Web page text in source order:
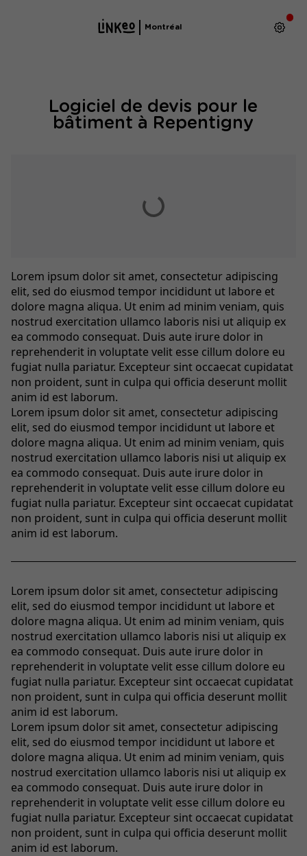
Montréal
Logiciel de devis pour le
bâtiment à Repentigny
Lorem ipsum dolor sit amet, consectetur adipiscing
elit, sed do eiusmod tempor incididunt ut labore et
dolore magna aliqua. Ut enim ad minim veniam, quis
nostrud exercitation ullamco laboris nisi ut aliquip ex
ea commodo consequat. Duis aute irure dolor in
reprehenderit in voluptate velit esse cillum dolore eu
fugiat nulla pariatur. Excepteur sint occaecat cupidatat
non proident, sunt in culpa qui officia deserunt mollit
anim id est laborum.
Lorem ipsum dolor sit amet, consectetur adipiscing
elit, sed do eiusmod tempor incididunt ut labore et
dolore magna aliqua. Ut enim ad minim veniam, quis
nostrud exercitation ullamco laboris nisi ut aliquip ex
ea commodo consequat. Duis aute irure dolor in
reprehenderit in voluptate velit esse cillum dolore eu
fugiat nulla pariatur. Excepteur sint occaecat cupidatat
non proident, sunt in culpa qui officia deserunt mollit
anim id est laborum.
Lorem ipsum dolor sit amet, consectetur adipiscing
elit, sed do eiusmod tempor incididunt ut labore et
dolore magna aliqua. Ut enim ad minim veniam, quis
nostrud exercitation ullamco laboris nisi ut aliquip ex
ea commodo consequat. Duis aute irure dolor in
reprehenderit in voluptate velit esse cillum dolore eu
fugiat nulla pariatur. Excepteur sint occaecat cupidatat
non proident, sunt in culpa qui officia deserunt mollit
anim id est laborum.
Lorem ipsum dolor sit amet, consectetur adipiscing
elit, sed do eiusmod tempor incididunt ut labore et
dolore magna aliqua. Ut enim ad minim veniam, quis
nostrud exercitation ullamco laboris nisi ut aliquip ex
ea commodo consequat. Duis aute irure dolor in
reprehenderit in voluptate velit esse cillum dolore eu
fugiat nulla pariatur. Excepteur sint occaecat cupidatat
non proident, sunt in culpa qui officia deserunt mollit
anim id est laborum.